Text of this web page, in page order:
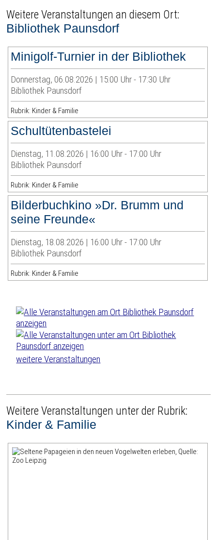
Weitere Veranstaltungen an diesem Ort:
Bibliothek Paunsdorf
Minigolf-Turnier in der Bibliothek
Donnerstag, 06.08.2026 | 15:00 Uhr - 17:30 Uhr
Bibliothek Paunsdorf
Rubrik: Kinder & Familie
Schultütenbastelei
Dienstag, 11.08.2026 | 16:00 Uhr - 17:00 Uhr
Bibliothek Paunsdorf
Rubrik: Kinder & Familie
Bilderbuchkino »Dr. Brumm und
seine Freunde«
Dienstag, 18.08.2026 | 16:00 Uhr - 17:00 Uhr
Bibliothek Paunsdorf
Rubrik: Kinder & Familie
weitere Veranstaltungen
Weitere Veranstaltungen unter der Rubrik:
Kinder & Familie